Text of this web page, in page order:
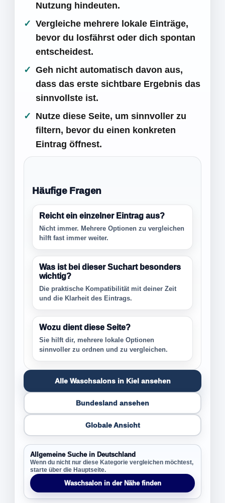
Nutzung hindeuten.
Vergleiche mehrere lokale Einträge,
bevor du losfährst oder dich spontan
entscheidest.
Geh nicht automatisch davon aus,
dass das erste sichtbare Ergebnis das
sinnvollste ist.
Nutze diese Seite, um sinnvoller zu
filtern, bevor du einen konkreten
Eintrag öffnest.
Häufige Fragen
Reicht ein einzelner Eintrag aus?
Nicht immer. Mehrere Optionen zu vergleichen
hilft fast immer weiter.
Was ist bei dieser Suchart besonders
wichtig?
Die praktische Kompatibilität mit deiner Zeit
und die Klarheit des Eintrags.
Wozu dient diese Seite?
Sie hilft dir, mehrere lokale Optionen
sinnvoller zu ordnen und zu vergleichen.
Alle Waschsalons in Kiel ansehen
Bundesland ansehen
Globale Ansicht
Allgemeine Suche in Deutschland
Wenn du nicht nur diese Kategorie vergleichen möchtest,
starte über die Hauptseite.
Waschsalon in der Nähe finden